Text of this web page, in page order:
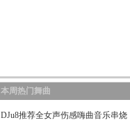
本周热门舞曲
DJu8推荐全女声伤感嗨曲音乐串烧